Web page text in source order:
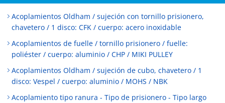
Acoplamientos Oldham / sujeción con tornillo prisionero,
chavetero / 1 disco: CFK / cuerpo: acero inoxidable
Acoplamientos de fuelle / tornillo prisionero / fuelle:
poliéster / cuerpo: aluminio / CHP / MIKI PULLEY
Acoplamientos Oldham / sujeción de cubo, chavetero / 1
disco: Vespel / cuerpo: aluminio / MOHS / NBK
Acoplamiento tipo ranura - Tipo de prisionero - Tipo largo